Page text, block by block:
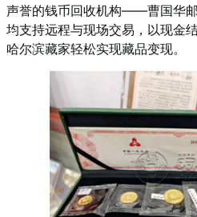
声誉的钱币回收机构——曹国华
均支持远程与现场交易，以现金
哈尔滨藏家轻松实现藏品变现。